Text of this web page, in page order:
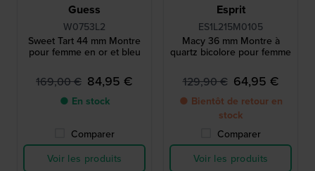
Guess
W0753L2
Sweet Tart 44 mm Montre
pour femme en or et bleu
169,00 € 84,95 €
● En stock
Comparer
Voir les produits
Esprit
ES1L215M0105
Macy 36 mm Montre à
quartz bicolore pour femme
129,90 € 64,95 €
● Bientôt de retour en
stock
Comparer
Voir les produits